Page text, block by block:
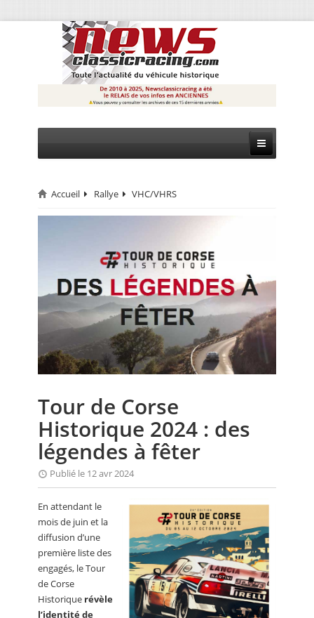
CIRCUIT
EVÈNEMENTS
CALENDRIER
FOCUS
ANNUAIRES
PETITES ANNONCES
Accueil Rallye VHC/VHRS
Tour de Corse
Historique 2024 : des
légendes à fêter
Publié le 12 avr 2024
En attendant le
mois de juin et la
diffusion d’une
première liste des
engagés, le Tour
de Corse
Historique révèle
l’identité de